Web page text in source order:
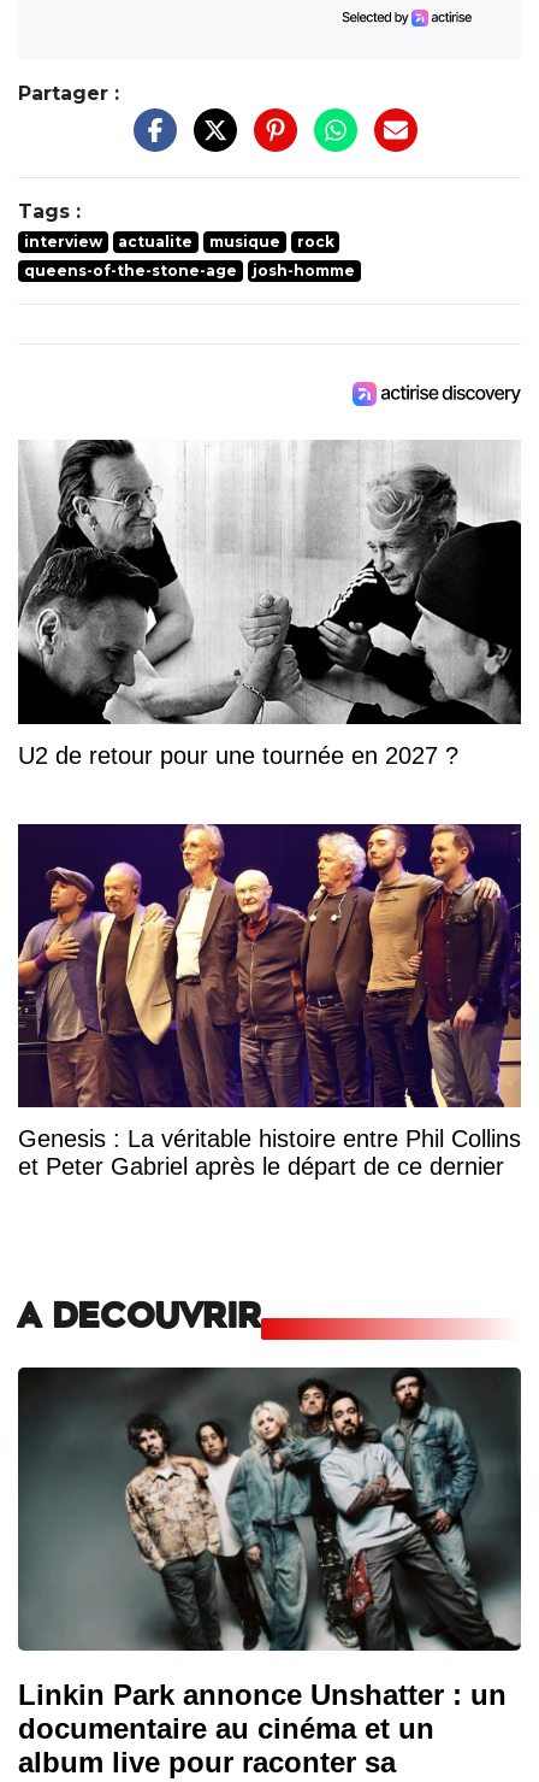
Partager :
Tags :
interview actualite musique
rock
queens-of-the-stone-age
josh-homme
U2 de retour pour une tournée en 2027 ?
Genesis : La véritable histoire entre Phil Collins
et Peter Gabriel après le départ de ce dernier
A DECOUVRIR
Linkin Park annonce Unshatter : un
documentaire au cinéma et un
album live pour raconter sa